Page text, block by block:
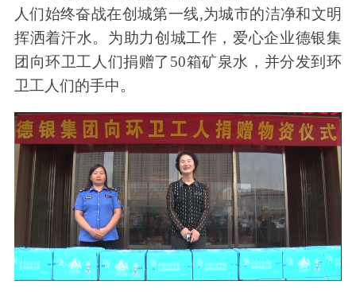
人们始终奋战在创城第一线,为城市的洁净和文明
挥洒着汗水。为助力创城工作，爱心企业德银集
团向环卫工人们捐赠了50箱矿泉水，并分发到环
卫工人们的手中。